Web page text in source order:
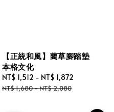
【正統和風】藺草腳踏墊
本格文化
Sale
price
NT$ 1,512 - NT$ 1,872
NT$ 1,680-NT$ 2,080